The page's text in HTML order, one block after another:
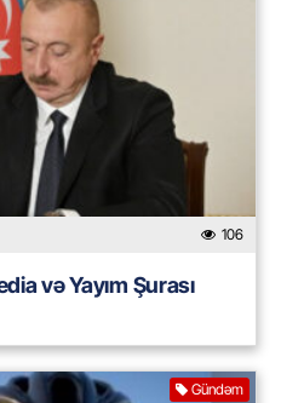
106
və Yayım Şurası
Gündəm